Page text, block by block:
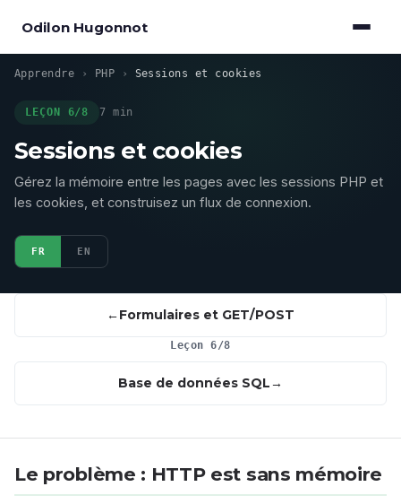
Odilon Hugonnot
Apprendre › PHP › Sessions et cookies
LEÇON 6/8 7 min
Sessions et cookies
Gérez la mémoire entre les pages avec les sessions PHP et
les cookies, et construisez un flux de connexion.
FR EN
Formulaires et GET/POST
Leçon 6/8
Base de données SQL
Le problème : HTTP est sans mémoire